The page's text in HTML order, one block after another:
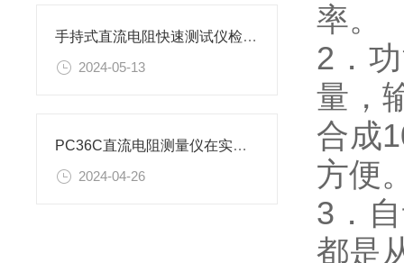
手持式直流电阻快速测试仪检测变压器
2024-05-13
PC36C直流电阻测量仪在实际应用中有3大功能
2024-04-26
率。
2．
量，
合成
方便
3．
都是